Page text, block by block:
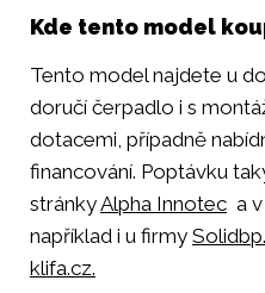
Kde tento model
Tento model najdete u
doručí čerpadlo i s
dotacemi, případně
financování. Poptávku
stránkyAlpha Innotec a
například i u firmy
klifa.cz.